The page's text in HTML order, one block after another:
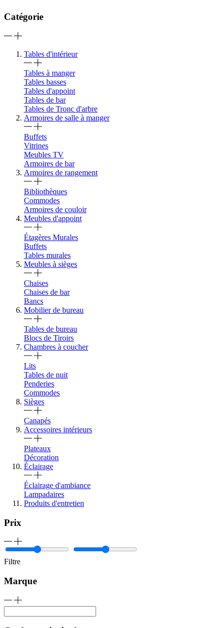
Catégorie
Tables d'intérieur
Tables à manger
Tables basses
Tables d'appoint
Tables de bar
Tables de Tronc d'arbre
Armoires de salle à manger
Buffets
Vitrines
Meubles TV
Armoires de bar
Armoires de rangement
Bibliothèques
Commodes
Armoires de couloir
Meubles d'appoint
Étagères Murales
Buffets
Tables murales
Meubles à sièges
Chaises
Chaises de bar
Bancs
Mobilier de bureau
Tables de bureau
Blocs de Tiroirs
Chambres à coucher
Lits
Tables de nuit
Penderies
Commodes
Sièges
Canapés
Accessoires intérieurs
Plateaux
Décoration
Éclairage
Éclairage d'ambiance
Lampadaires
Produits d'entretien
Prix
Filtre
Marque